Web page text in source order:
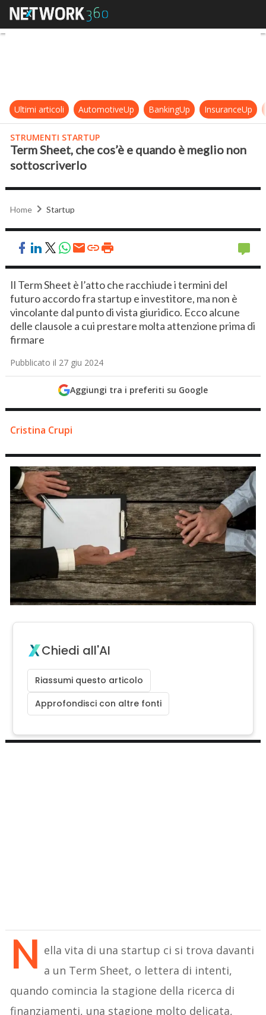
Term Sheet, che cos’è e quando
Ultimi articoli AutomotiveUp BankingUp InsuranceUp
STRUMENTI STARTUP
Term Sheet, che cos’è e quando è meglio non
sottoscriverlo
Home Startup
Il Term Sheet è l’atto che racchiude i termini del
futuro accordo fra startup e investitore, ma non è
vincolante dal punto di vista giuridico. Ecco alcune
delle clausole a cui prestare molta attenzione prima di
firmare
Pubblicato il 27 giu 2024
Aggiungi tra i preferiti su Google
Cristina Crupi
Chiedi all'AI
Riassumi questo articolo
Approfondisci con altre fonti
N ella vita di una startup ci si trova davanti
a un Term Sheet, o lettera di intenti,
quando comincia la stagione della ricerca di
finanziamenti, una stagione molto delicata,